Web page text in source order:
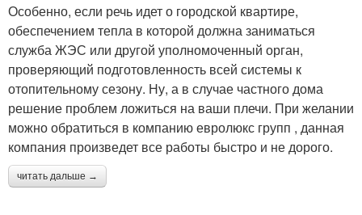
Особенно, если речь идет о городской квартире,
обеспечением тепла в которой должна заниматься
служба ЖЭС или другой уполномоченный орган,
проверяющий подготовленность всей системы к
отопительному сезону. Ну, а в случае частного дома
решение проблем ложиться на ваши плечи. При желании
можно обратиться в компанию евролюкс групп , данная
компания произведет все работы быстро и не дорого.
читать дальше →